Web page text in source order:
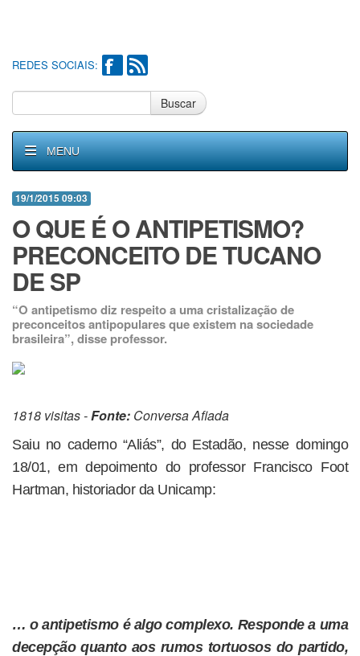
REDES SOCIAIS:
Buscar
MENU
19/1/2015 09:03
O QUE É O ANTIPETISMO?
PRECONCEITO DE TUCANO
DE SP
“O antipetismo diz respeito a uma cristalização de
preconceitos antipopulares que existem na sociedade
brasileira”, disse professor.
1818 visitas -Fonte: Conversa Afiada
Saiu no caderno “Aliás”, do Estadão, nesse domingo
18/01, em depoimento do professor Francisco Foot
Hartman, historiador da Unicamp:
… o antipetismo é algo complexo. Responde a uma
decepção quanto aos rumos tortuosos do partido,